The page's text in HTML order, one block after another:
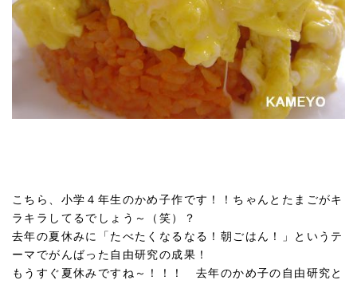
こちら、小学４年生のかめ子作です！！ちゃんとたまごがキ
ラキラしてるでしょう～（笑）？
去年の夏休みに「たべたくなるなる！朝ごはん！」というテ
ーマでがんばった自由研究の成果！
もうすぐ夏休みですね～！！！ 去年のかめ子の自由研究と